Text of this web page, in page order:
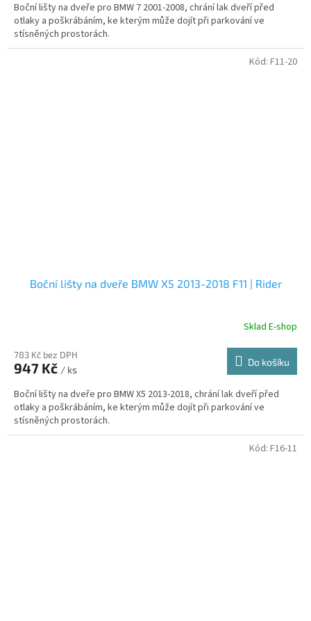
Boční lišty na dveře pro BMW 7 2001-2008, chrání lak dveří před
otlaky a poškrábáním, ke kterým může dojít při parkování ve
stísněných prostorách.
Boční lišty na dveře BMW X5 2013-2018 F11 | Rider
Sklad E-shop
783 Kč bez DPH
947 Kč / ks
Do košíku
Boční lišty na dveře pro BMW X5 2013-2018, chrání lak dveří před
otlaky a poškrábáním, ke kterým může dojít při parkování ve
stísněných prostorách.
Kód: F11-20
Kód: F16-11